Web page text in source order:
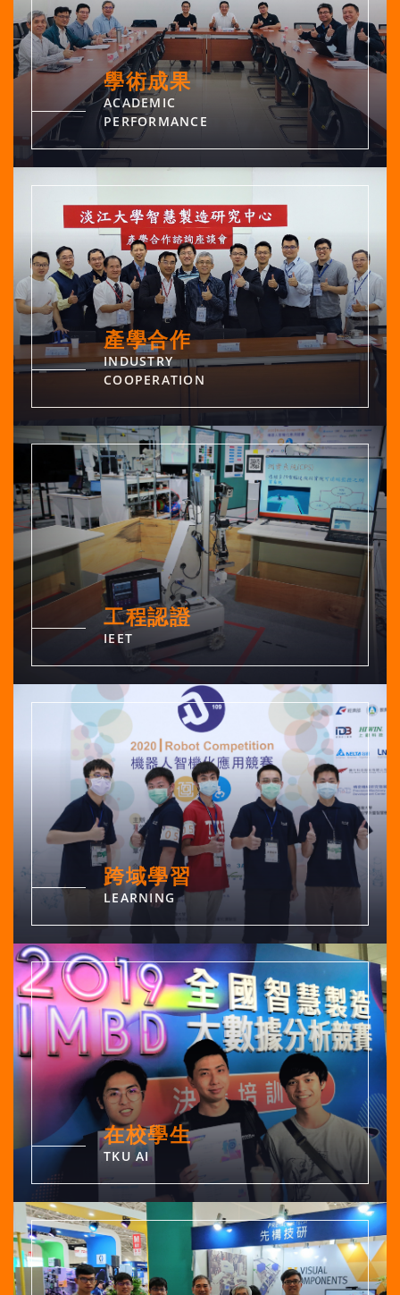
學術成果
ACADEMIC
PERFORMANCE
產學合作
INDUSTRY
COOPERATION
工程認證
IEET
跨域學習
LEARNING
在校學生
TKU AI